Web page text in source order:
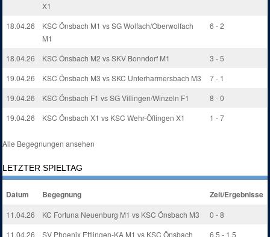
X1
18.04.26
KSC Önsbach M1 vs SG Wolfach/Oberwolfach
M1
6 - 2
18.04.26 KSC Önsbach M2 vs SKV Bonndorf M1
3 - 5
19.04.26
KSC Önsbach M3 vs SKC Unterharmersbach M3
7 - 1
19.04.26
KSC Önsbach F1 vs SG Villingen/Winzeln F1
8 - 0
19.04.26
KSC Önsbach X1 vs KSC Wehr-Öflingen X1 1 - 7
Alle Begegnungen ansehen
LETZTER SPIELTAG
Datum Begegnung Zeit/Ergebnisse
11.04.26 KC Fortuna Neuenburg M1 vs KSC Önsbach M3
0 - 8
11.04.26
SV Phoenix Ettlingen-KA M1 vs KSC Önsbach
6,5 - 1,5